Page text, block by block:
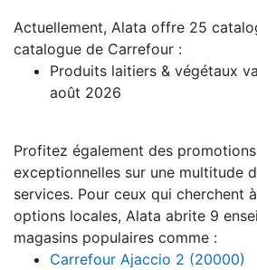
Actuellement, Alata offre 25
catalogue de Carrefour :
Produits laitiers & végétaux
août 2026
Profitez également des
exceptionnelles sur une multitude
services. Pour ceux qui cherchent
options locales, Alata abrite 9
magasins populaires comme :
Carrefour Ajaccio 2 (20000)